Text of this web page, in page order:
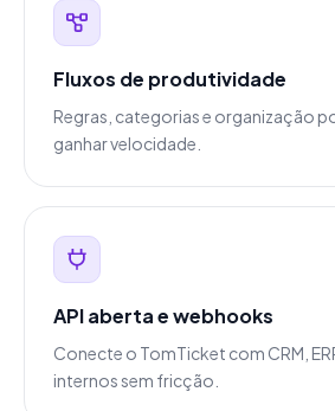
Fluxos de produtividade
Regras, categorias e organização
ganhar velocidade.
API aberta e webhooks
Conecte o TomTicket com CRM,
internos sem fricção.